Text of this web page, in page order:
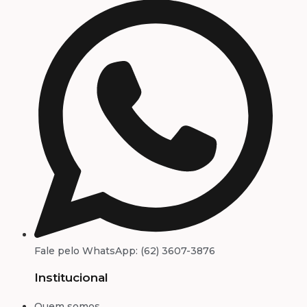
Fale pelo WhatsApp: (62) 3607-3876
Institucional